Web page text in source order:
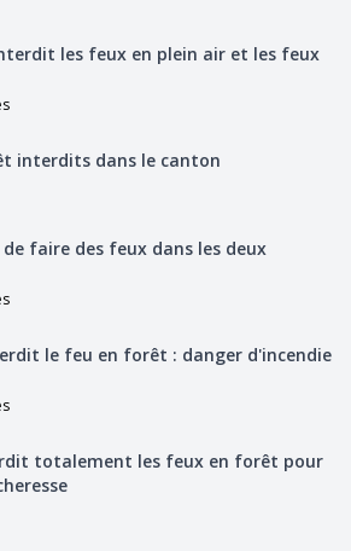
les feux en plein air et les feux
interdits dans le canton
faire des feux dans les deux
le feu en forêt : danger d'incendie
totalement les feux en forêt pour